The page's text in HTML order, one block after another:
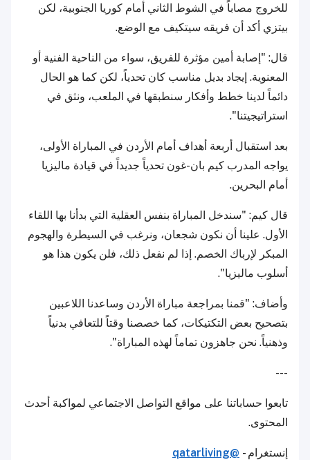
للخروج مصاباً في الشوط الثاني أمام كوريا الجنوبية، لكن
بيتزي أكد أن فريقه سيتكيف مع الوضع.
قال: "إصابة أمين مؤثرة للفريق، سواء من الناحية الفنية أو
المعنوية. إيجاد بديل مناسب كان تحدياً، لكن كما هو الحال
دائماً لدينا خطط وأفكار سنطبقها في الملعب، ونثق في
استراتيجيتنا".
بعد استقبال أربعة أهداف أمام الأردن في المباراة الأولى،
يواجه المدرب كيم بان-غون تحدياً جديداً في قيادة ماليزيا
أمام البحرين.
قال كيم: "سندخل المباراة بنفس العقلية التي بدأنا بها اللقاء
الأول. علينا أن نكون شجعان، ونرغب في السيطرة والهجوم
المبكر لإرباك الخصم. إذا لم نفعل ذلك، فلن يكون هذا هو
أسلوب ماليزيا".
وأضاف: "قمنا بمراجعة مباراة الأردن وساعدنا اللاعبين
بتصحيح بعض التكتيكات، كما خصصنا وقتاً للتعافي بدنياً
وذهنياً. نحن جاهزون تماماً لهذه المباراة".
---
تابعوا حساباتنا على مواقع التواصل الاجتماعي لمواكبة أحدث
المحتوى.
إنستغرام - @qatarliving